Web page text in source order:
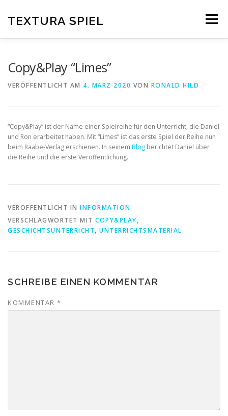
springen
TEXTURA SPIEL Menü
Copy&Play “Limes”
VERÖFFENTLICHT AM 4. MÄRZ 2020 VON RONALD HILD
“Copy&Play” ist der Name einer Spielreihe für den Unterricht, die Daniel
und Ron erarbeitet haben. Mit “Limes” ist das erste Spiel der Reihe nun
beim Raabe-Verlag erschienen. In seinem Blog berichtet Daniel über
die Reihe und die erste Veröffentlichung.
VERÖFFENTLICHT IN INFORMATION
VERSCHLAGWORTET MIT COPY&PLAY,
GESCHICHTSUNTERRICHT, UNTERRICHTSMATERIAL
SCHREIBE EINEN KOMMENTAR
KOMMENTAR *